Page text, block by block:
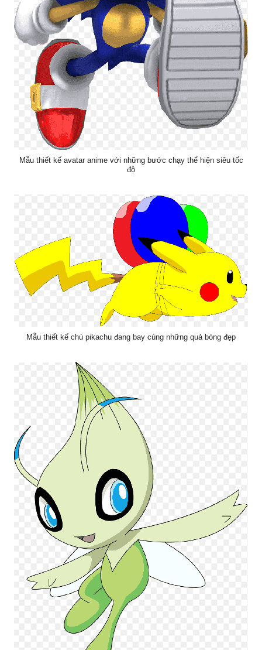
Mẫu thiết kế avatar anime với những bước chạy thể hiện siêu tốc
độ
Mẫu thiết kế chú pikachu đang bay cùng những quả bóng đẹp